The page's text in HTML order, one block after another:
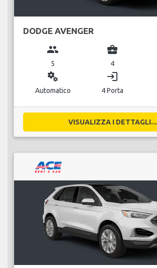
DODGE AVENGER
group
5
business_center
4
miscellaneous_services
Automatico
login
4 Porta
VISUALIZZA I DETTAGLI...